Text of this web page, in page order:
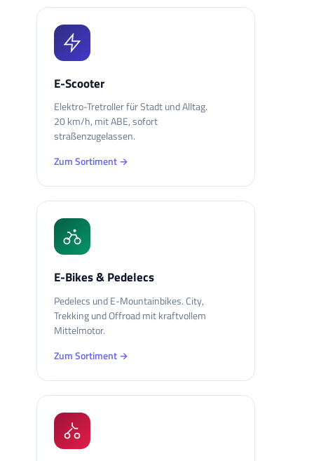
E-Scooter
Elektro-Tretroller für Stadt und Alltag.
20 km/h, mit ABE, sofort
straßenzugelassen.
Zum Sortiment →
E-Bikes & Pedelecs
Pedelecs und E-Mountainbikes. City,
Trekking und Offroad mit kraftvollem
Mittelmotor.
Zum Sortiment →